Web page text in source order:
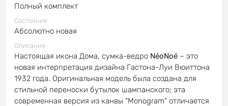
Полный комплект
Состояние
Абсолютно новая
Описание
Настоящая икона Дома, сумка-ведро NéoNoé – это
новая интерпретация дизайна Гастона-Луи Вюиттона
1932 года. Оригинальная модель была создана для
стильной переноски бутылок шампанского; эта
современная версия из канвы "Monogram" отличается